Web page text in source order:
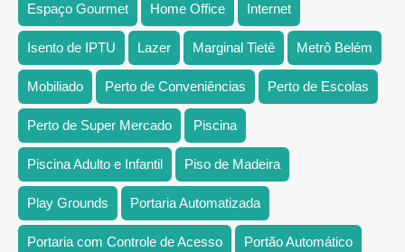
Espaço Gourmet Home Office Internet
Isento de IPTU Lazer Marginal Tietê Metrô Belém
Mobiliado Perto de Conveniências Perto de Escolas
Perto de Super Mercado Piscina
Piscina Adulto e Infantil Piso de Madeira
Play Grounds Portaria Automatizada
Portaria com Controle de Acesso Portão Automático